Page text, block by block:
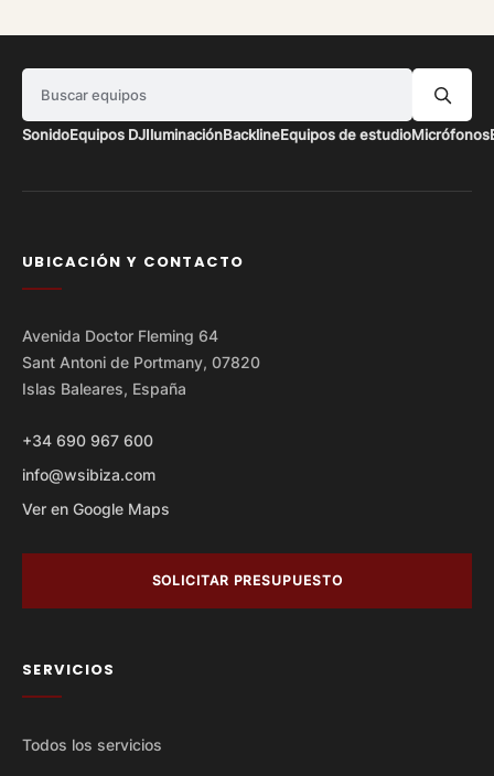
SonidoEquipos DJIluminaciónBacklineEquipos de estudioMicrófonos
UBICACIÓN Y CONTACTO
Avenida Doctor Fleming 64
Sant Antoni de Portmany, 07820
Islas Baleares, España
+34 690 967 600
info@wsibiza.com
Ver en Google Maps
SOLICITAR PRESUPUESTO
SERVICIOS
Todos los servicios